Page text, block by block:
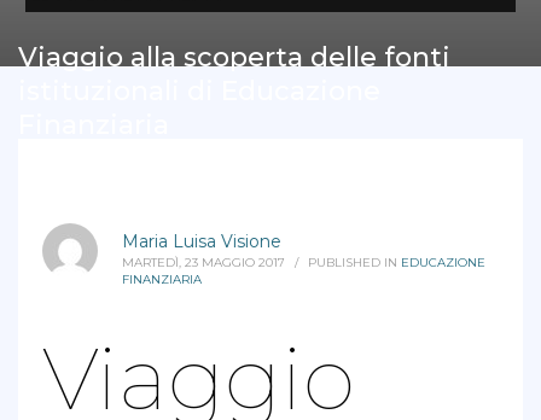
Viaggio alla scoperta delle fonti
Maria Luisa Visione
MARTEDÌ, 23 MAGGIO 2017 / PUBLISHED IN EDUCAZIONE
FINANZIARIA
Viaggio